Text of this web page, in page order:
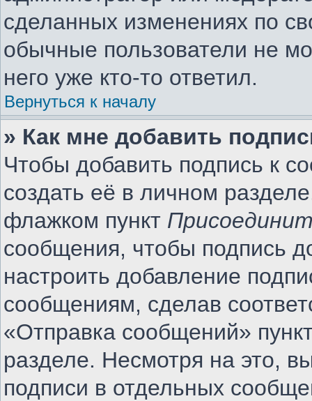
сделанных изменениях по
обычные пользователи не
него уже кто-то ответил.
Вернуться к началу
» Как мне добавить
Чтобы добавить подпись к
создать её в личном
флажком пункт
сообщения, чтобы подпись
настроить добавление
сообщениям, сделав
«Отправка сообщений»
разделе. Несмотря на это,
подписи в отдельных